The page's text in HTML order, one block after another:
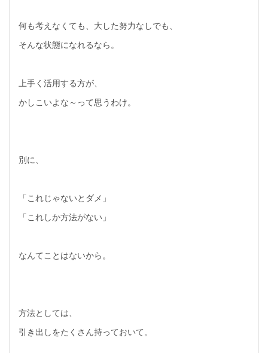
何も考えなくても、大した努力なしでも、
そんな状態になれるなら。
上手く活用する方が、
かしこいよな～って思うわけ。
別に、
「これじゃないとダメ」
「これしか方法がない」
なんてことはないから。
方法としては、
引き出しをたくさん持っておいて。